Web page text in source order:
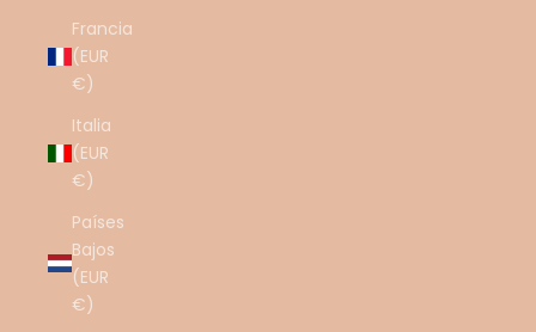
Francia
(EUR
€)
Italia
(EUR
€)
Países
Bajos
(EUR
€)